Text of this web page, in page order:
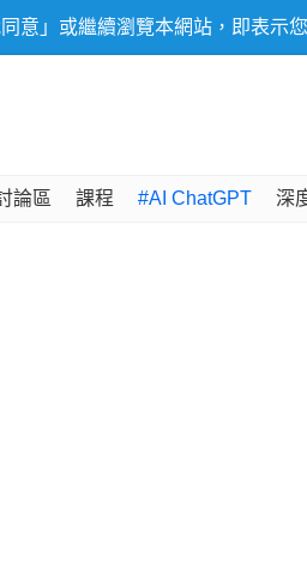
意」或繼續瀏覽本網站，即表示
論區 課程 #AI ChatGPT 深